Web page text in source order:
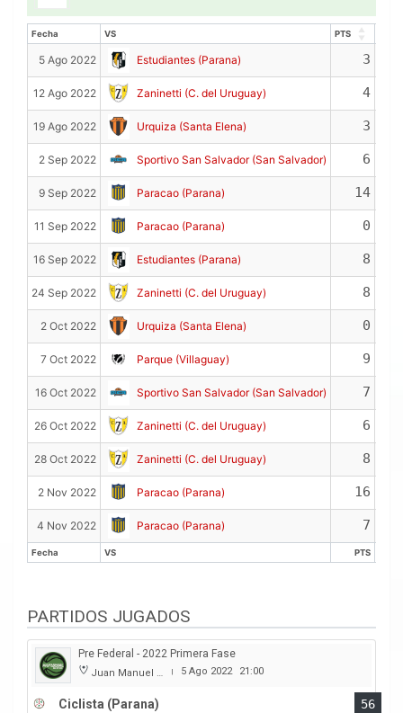
Fecha VS PTS
VS
Fecha VS PTS
5 Ago 2022 Estudiantes (Parana) 3
12 Ago 2022 Zaninetti (C. del Uruguay) 4
19 Ago 2022 Urquiza (Santa Elena) 3
2 Sep 2022 Sportivo San Salvador (San Salvador) 6
9 Sep 2022 Paracao (Parana) 14
11 Sep 2022 Paracao (Parana) 0
16 Sep 2022 Estudiantes (Parana) 8
24 Sep 2022 Zaninetti (C. del Uruguay) 8
2 Oct 2022 Urquiza (Santa Elena) 0
7 Oct 2022 Parque (Villaguay) 9
16 Oct 2022 Sportivo San Salvador (San Salvador) 7
26 Oct 2022 Zaninetti (C. del Uruguay) 6
28 Oct 2022 Zaninetti (C. del Uruguay) 8
2 Nov 2022 Paracao (Parana) 16
4 Nov 2022 Paracao (Parana) 7
Fecha VS PTS
PARTIDOS JUGADOS
Pre Federal - 2022 Primera Fase
Juan Manuel A. Baglietto | 5 Ago 2022 21:00
Ciclista (Parana)
56